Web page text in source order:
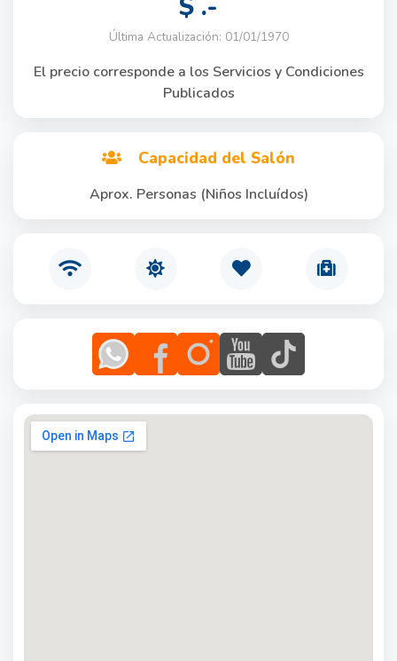
Última Actualización: 01/01/1970
El precio corresponde a los Servicios y Condiciones
Publicados
Capacidad del Salón
Aprox. Personas (Niños Incluídos)